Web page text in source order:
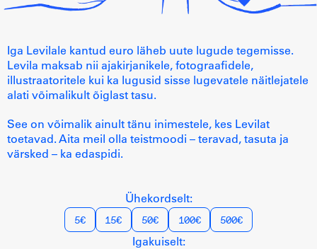
Iga Levilale kantud euro läheb uute lugude tegemisse.
Levila maksab nii ajakirjanikele, fotograafidele,
illustraatoritele kui ka lugusid sisse lugevatele näitlejatele
alati võimalikult õiglast tasu.
See on võimalik ainult tänu inimestele, kes Levilat
toetavad. Aita meil olla teistmoodi – teravad, tasuta ja
värsked – ka edaspidi.
Ühekordselt:
5€ 15€ 50€ 100€ 500€
Igakuiselt: